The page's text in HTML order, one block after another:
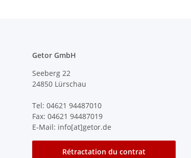
Getor GmbH
Seeberg 22
24850 Lürschau
Tel: 04621 94487010
Fax: 04621 94487019
E-Mail: info[at]getor.de
Rétractation du contrat